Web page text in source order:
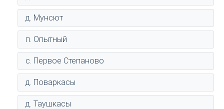
д. Мунсют
п. Опытный
с. Первое Степаново
д. Поваркасы
д. Таушкасы